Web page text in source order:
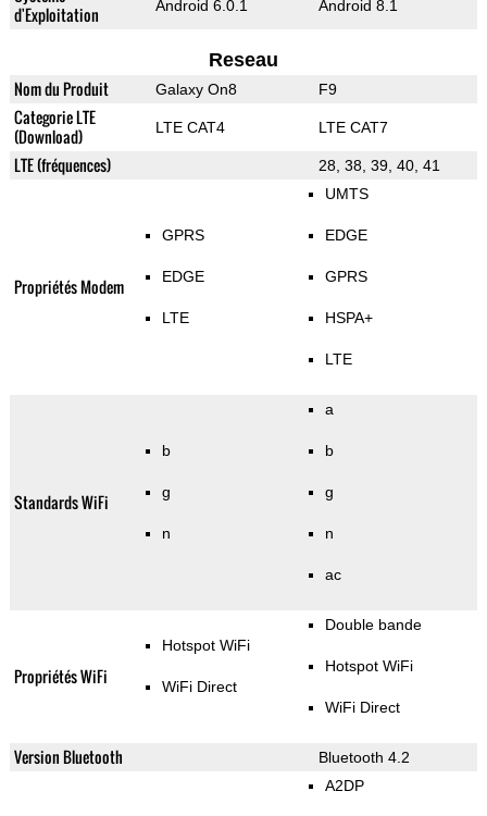
d'Exploitation
Android 6.0.1 Android 8.1
Reseau
Nom du Produit Galaxy On8 F9
Categorie LTE
(Download)
LTE CAT4 LTE CAT7
LTE (fréquences) 28, 38, 39, 40, 41
Propriétés Modem
GPRS
EDGE
LTE
UMTS
EDGE
GPRS
HSPA+
LTE
Standards WiFi
b
g
n
a
b
g
n
ac
Propriétés WiFi
Hotspot WiFi
WiFi Direct
Double bande
Hotspot WiFi
WiFi Direct
Version Bluetooth Bluetooth 4.2
A2DP